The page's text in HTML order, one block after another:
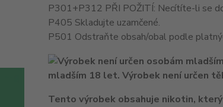
P301+P312 PŘI POŽITÍ: Necítíte-li se
P405 Skladujte uzamčené.
P501 Odstraňte obsah/obal podle
mladším 18 let. Výrobek není určen
Tento výrobek obsahuje nikotin,